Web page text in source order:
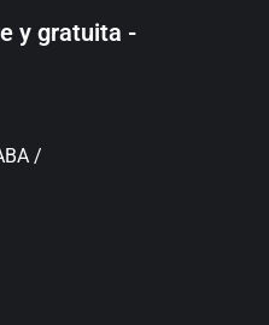
y gratuita -
/